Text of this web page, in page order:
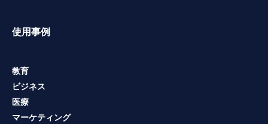
使用事例
教育
ビジネス
医療
マーケティング